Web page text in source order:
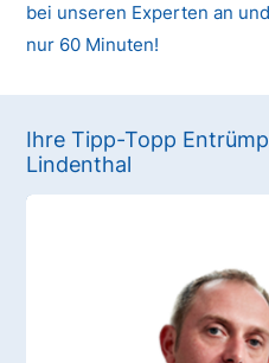
bei unseren Experten an
nur 60 Minuten!
Ihre Tipp-Topp
Lindenthal